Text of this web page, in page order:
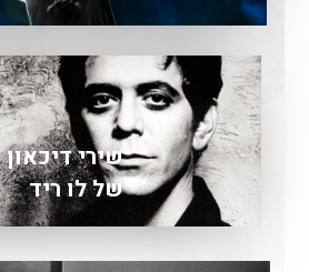
שירי דיכאון
של לו ריד